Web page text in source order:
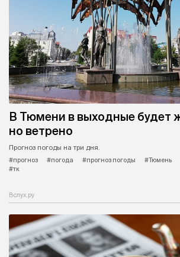
В Тюмени в выходные будет
но ветрено
Прогноз погоды на три дня.
#прогноз
#погода #прогноз погоды #Тюмень
#тк
Вслух.ру